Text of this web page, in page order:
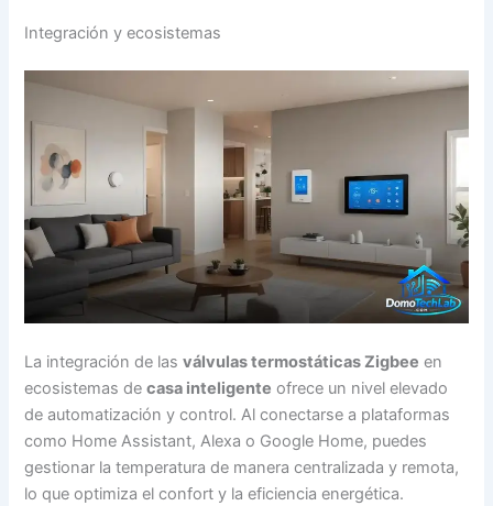
Integración y ecosistemas
La integración de lasválvulas termostáticas Zigbee en
ecosistemas decasa inteligente ofrece un nivel elevado
de automatización y control. Al conectarse a plataformas
como Home Assistant, Alexa o Google Home, puedes
gestionar la temperatura de manera centralizada y remota,
lo que optimiza el confort y la eficiencia energética.